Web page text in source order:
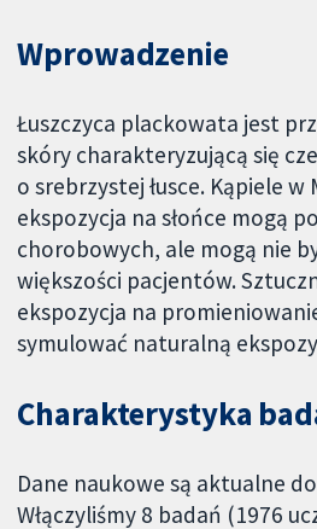
Wprowadzenie
Łuszczyca plackowata jest
skóry charakteryzującą się
o srebrzystej łusce. Kąpiele
ekspozycja na słońce mogą
chorobowych, ale mogą nie
większości pacjentów.
ekspozycja na
symulować naturalną
Charakterystyka
Dane naukowe są aktualne
Włączyliśmy 8 badań (1976